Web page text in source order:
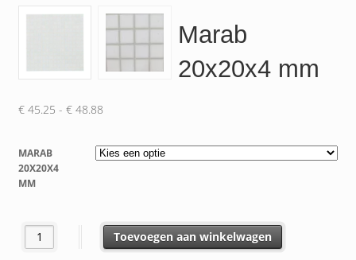
Marab
20x20x4 mm
€45.25 - €48.88Prijsklasse:
tot
€ 48.88
MARAB
20X20X4
MM
Marab 20x20x4 mm aantalToevoegen aan winkelwagen